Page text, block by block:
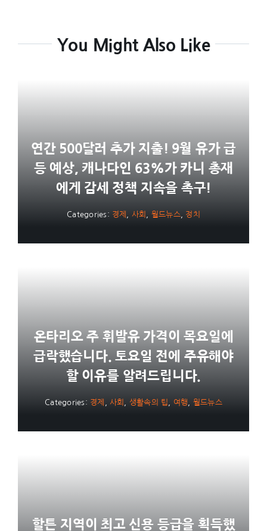
You Might Also Like
연간 500달러 추가 지출! 9월 유가 급
등 예상, 캐나다인 63%가 카니 총재
에게 감세 정책 지속을 촉구!
Categories: 경제 사회 월드뉴스, 정치
온타리오 주 휘발유 가격이 목요일에
급락했습니다. 토요일 전에 주유해야
할 이유를 알려드립니다.
Categories: 경제 사회 생활속의 팁 여행 월드뉴스
할튼 지역이 최고 신용 등급을 획득했